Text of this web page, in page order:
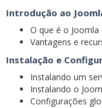
Introdução ao
O que é o
Vantagens e
Instalação e
Instalando um
Instalando o
Configurações